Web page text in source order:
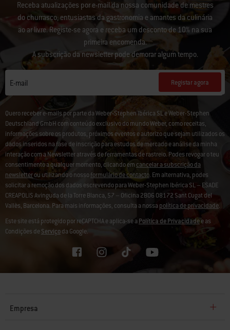
Receba atualizações por e-mail da nossa comunidade de mestres
do churrasco, entusiastas da gastronomia e amantes da culinária
ao ar livre. Registe-se agora e receba um desconto de 10% na sua
primeira encomenda.
A subscrição da newsletter pode demorar algum tempo.
E-mail Registar agora
Quero receber e-mails por parte da Weber-Stephen Ibérica SL e Weber-Stephen
Deutschland GmbH com conteúdo exclusivo do mundo Weber, como receitas,
informações sobre os produtos, próximos eventos e autorizo que sejam utilizados os
dados inseridos na fase de inscrição para estudos de mercado e análise da minha
interação com a Newsletter através de ferramentas de rastreio. Podes revogar o teu
consentimento a qualquer momento, clicando em cancelar a subscrição da
newsletterou utilizando o nossoformulário de contacto. Em alternativa, podes
solicitar a remoção dos dados escrevendo para Weber-Stephen Ibérica SL – ESADE
CREAPOLIS Avinguda de la Torre Blanca, 57 – Oficina 2B06 08172 Sant Cugat del
Vallès, Barcelona. Para mais informações, consulta a nossapolítica de privacidade.
Este site está protegido por reCAPTCHA e aplica-se aPolítica de Privacidadee as
Condições deServiçoda Google.
Empresa